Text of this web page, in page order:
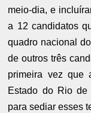
meio-dia, e
a 12 candidatos
quadro nacional
de outros três
primeira vez que
Estado do Rio
para sediar esses